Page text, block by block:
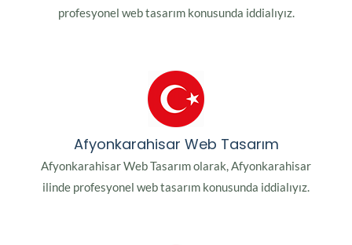
profesyonel web tasarım konusunda iddialıyız.
Afyonkarahisar Web Tasarım
Afyonkarahisar Web Tasarım olarak, Afyonkarahisar
ilinde profesyonel web tasarım konusunda iddialıyız.